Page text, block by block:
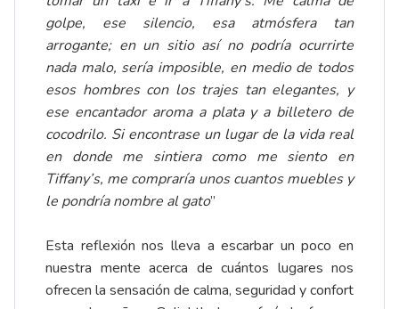
golpe, ese silencio, esa atmósfera tan
arrogante; en un sitio así no podría ocurrirte
nada malo, sería imposible, en medio de todos
esos hombres con los trajes tan elegantes, y
ese encantador aroma a plata y a billetero de
cocodrilo. Si encontrase un lugar de la vida real
en donde me sintiera como me siento en
Tiffany’s, me compraría unos cuantos muebles y
le pondría nombre al gato”
Esta reflexión nos lleva a escarbar un poco en
nuestra mente acerca de cuántos lugares nos
ofrecen la sensación de calma, seguridad y confort